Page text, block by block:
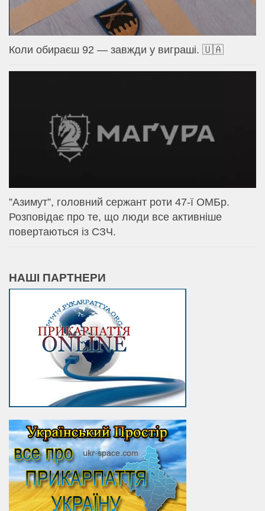
Коли обираєш 92 — завжди у виграші. 🇺🇦
⁨”Азимут”, головний сержант роти 47-ї ОМБр.
Розповідає про те, що люди все активніше
повертаються із СЗЧ.
НАШІ ПАРТНЕРИ